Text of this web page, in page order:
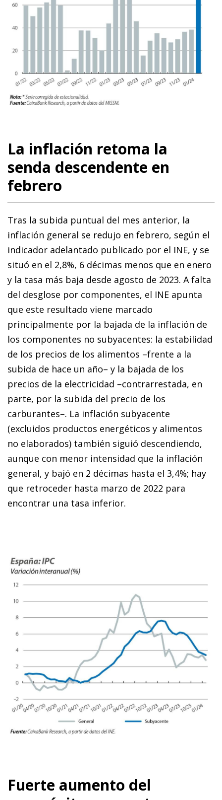
La inflación retoma la
senda descendente en
febrero
Tras la subida puntual del mes anterior, la
inflación general se redujo en febrero, según el
indicador adelantado publicado por el INE, y se
situó en el 2,8%, 6 décimas menos que en enero
y la tasa más baja desde agosto de 2023. A falta
del desglose por componentes, el INE apunta
que este resultado viene marcado
principalmente por la bajada de la inflación de
los componentes no subyacentes: la estabilidad
de los precios de los alimentos –frente a la
subida de hace un año– y la bajada de los
precios de la electricidad –contrarrestada, en
parte, por la subida del precio de los
carburantes–. La inflación subyacente
(excluidos productos energéticos y alimentos
no elaborados) también siguió descendiendo,
aunque con menor intensidad que la inflación
general, y bajó en 2 décimas hasta el 3,4%; hay
que retroceder hasta marzo de 2022 para
encontrar una tasa inferior.
Fuerte aumento del